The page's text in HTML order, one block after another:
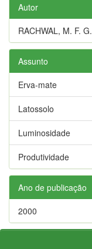
Autor
RACHWAL, M. F. G.
Assunto
Erva-mate
Latossolo
Luminosidade
Produtividade
Ano de publicação
2000